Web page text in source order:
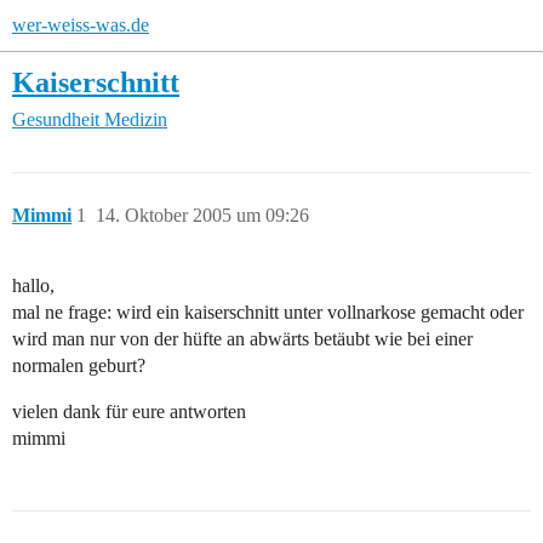
wer-weiss-was.de
Kaiserschnitt
Gesundheit Medizin
Mimmi 14. Oktober 2005 um 09:26
1
hallo,
mal ne frage: wird ein kaiserschnitt unter vollnarkose gemacht oder
wird man nur von der hüfte an abwärts betäubt wie bei einer
normalen geburt?
vielen dank für eure antworten
mimmi